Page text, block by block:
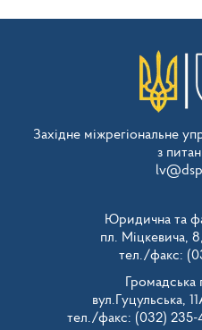
Західне міжрегіональне
з
Юридична та
пл. Міцкевича,
тел./факс:
Громадська
вул.Гуцульська,
тел./факс: (032) 235-